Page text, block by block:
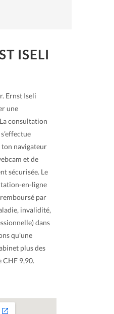
ISELI
Ernst Iseli
une
consultation
navigateur
et de
sécurisée. Le
en-ligne
par
invalidité,
dans
qu’une
plus des
CHF 9,90.